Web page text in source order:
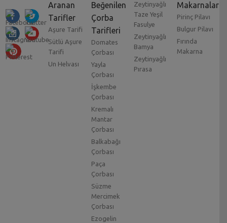
Aranan
Tarifler
Aşure Tarifi
Sütlü Aşure
Tarifi
Un Helvası
Beğenilen
Çorba
Tarifleri
Domates
Çorbası
Yayla
Çorbası
İşkembe
Çorbası
Kremalı
Mantar
Çorbası
Balkabağı
Çorbası
Paça
Çorbası
Süzme
Mercimek
Çorbası
Ezogelin
Zeytinyağlı
Taze Yeşil
Fasulye
Zeytinyağlı
Bamya
Zeytinyağlı
Pırasa
Makarnalar
Pirinç Pilavı
Bulgur Pilavı
Fırında
Makarna